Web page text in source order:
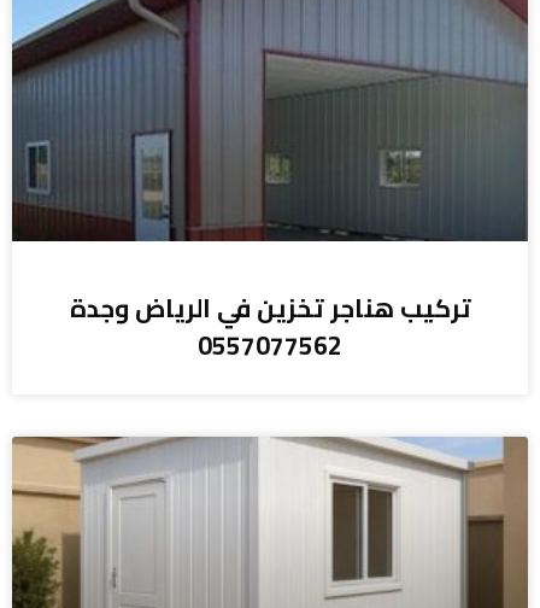
تركيب هناجر تخزين في الرياض وجدة
0557077562